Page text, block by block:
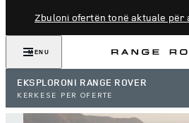
Zbuloni ofertën tonë aktuale për
MENU
EKSPLORONI RANGE ROVER
KERKESE PER OFERTE